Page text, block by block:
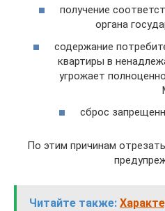
получение
органа
содержание
квартиры в
угрожает
сброс
По этим причинам
Читайте также: